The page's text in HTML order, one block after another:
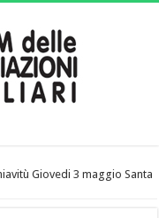
Giovedi 3 maggio Santa